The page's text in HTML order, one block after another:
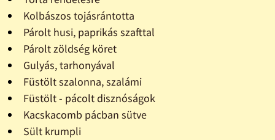
Kolbászos tojásrántotta
Párolt husi, paprikás szafttal
Párolt zöldség köret
Gulyás, tarhonyával
Füstölt szalonna, szalámi
Füstölt - pácolt disznóságok
Kacskacomb pácban sütve
Sült krumpli